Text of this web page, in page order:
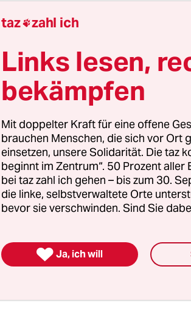
den Konzernen Bosch, Infineon
Prozent an dem
sollen. TSMC kommt auf
sollen etwa 2000 Jobs
der zweiten Jahreshälfte 2024
2027 angestrebt.
taz zahl ich
Links lesen,
bekämpfen
Mit doppelter Kraft für eine offene
brauchen Menschen, die sich vor Ort
einsetzen, unsere Solidarität. Die taz
beginnt im Zentrum“. 50 Prozent aller
bei taz zahl ich gehen – bis zum 30.
die linke, selbstverwaltete Orte
bevor sie verschwinden. Sind Sie
 Ja, ich will